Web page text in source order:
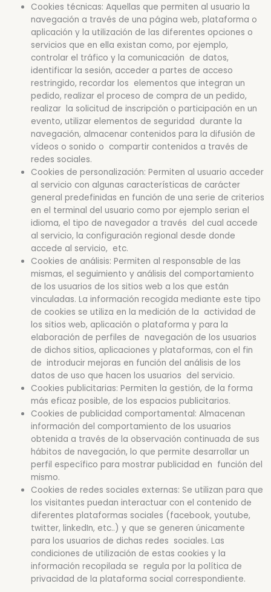
Cookies técnicas: Aquellas que permiten al usuario la
navegación a través de una página web, plataforma o
aplicación y la utilización de las diferentes opciones o
servicios que en ella existan como, por ejemplo,
controlar el tráfico y la comunicación de datos,
identificar la sesión, acceder a partes de acceso
restringido, recordar los elementos que integran un
pedido, realizar el proceso de compra de un pedido,
realizar la solicitud de inscripción o participación en un
evento, utilizar elementos de seguridad durante la
navegación, almacenar contenidos para la difusión de
vídeos o sonido o compartir contenidos a través de
redes sociales.
Cookies de personalización: Permiten al usuario acceder
al servicio con algunas características de carácter
general predefinidas en función de una serie de criterios
en el terminal del usuario como por ejemplo serian el
idioma, el tipo de navegador a través del cual accede
al servicio, la configuración regional desde donde
accede al servicio, etc.
Cookies de análisis: Permiten al responsable de las
mismas, el seguimiento y análisis del comportamiento
de los usuarios de los sitios web a los que están
vinculadas. La información recogida mediante este tipo
de cookies se utiliza en la medición de la actividad de
los sitios web, aplicación o plataforma y para la
elaboración de perfiles de navegación de los usuarios
de dichos sitios, aplicaciones y plataformas, con el fin
de introducir mejoras en función del análisis de los
datos de uso que hacen los usuarios del servicio.
Cookies publicitarias: Permiten la gestión, de la forma
más eficaz posible, de los espacios publicitarios.
Cookies de publicidad comportamental: Almacenan
información del comportamiento de los usuarios
obtenida a través de la observación continuada de sus
hábitos de navegación, lo que permite desarrollar un
perfil específico para mostrar publicidad en función del
mismo.
Cookies de redes sociales externas: Se utilizan para que
los visitantes puedan interactuar con el contenido de
diferentes plataformas sociales (facebook, youtube,
twitter, linkedIn, etc..) y que se generen únicamente
para los usuarios de dichas redes sociales. Las
condiciones de utilización de estas cookies y la
información recopilada se regula por la política de
privacidad de la plataforma social correspondiente.